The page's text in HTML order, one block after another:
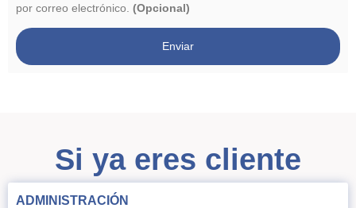
por correo electrónico. (Opcional)
Enviar
Si ya eres cliente
ADMINISTRACIÓN